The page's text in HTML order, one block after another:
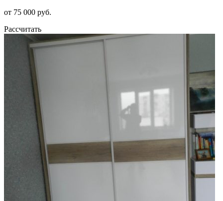
от 75 000 руб.
Рассчитать